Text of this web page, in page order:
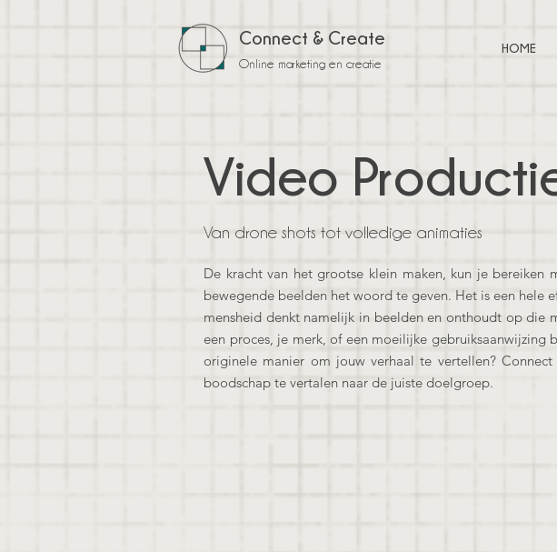
Connect & Create
Online marketing en creatie
HOME
Video
Van drone shots tot volledige animaties
De kracht van het grootse klein maken, kun je
bewegende beelden het woord te geven. Het is een hele
mensheid denkt namelijk in beelden en onthoudt op die
een proces, je merk, of een moeilijke gebruiksaanwijzing
originele manier om jouw verhaal te vertellen?
boodschap te vertalen naar de juiste doelgroep.